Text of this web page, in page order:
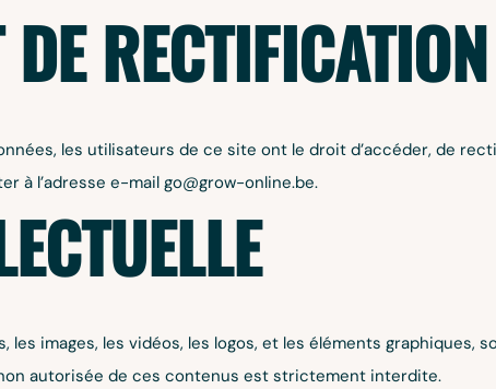
DE RECTIFICATION
les utilisateurs de ce site ont le droit d’accéder, de
à l’adresse e-mail go@grow-online.be.
images, les vidéos, les logos, et les éléments graphiques,
autorisée de ces contenus est strictement interdite.